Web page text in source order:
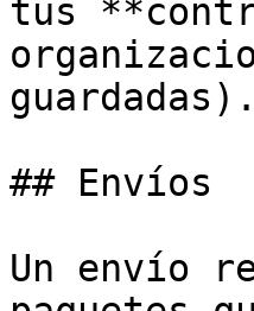
tus
guardadas).
## Envíos
Un envío